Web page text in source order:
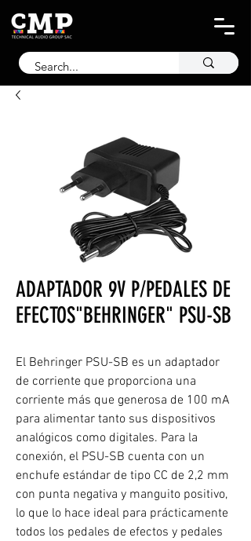
ADAPTADOR 9V P/PEDALES DE
EFECTOS"BEHRINGER" PSU-SB
El Behringer PSU-SB es un adaptador
de corriente que proporciona una
corriente más que generosa de 100 mA
para alimentar tanto sus dispositivos
analógicos como digitales. Para la
conexión, el PSU-SB cuenta con un
enchufe estándar de tipo CC de 2,2 mm
con punta negativa y manguito positivo,
lo que lo hace ideal para prácticamente
todos los pedales de efectos y pedales